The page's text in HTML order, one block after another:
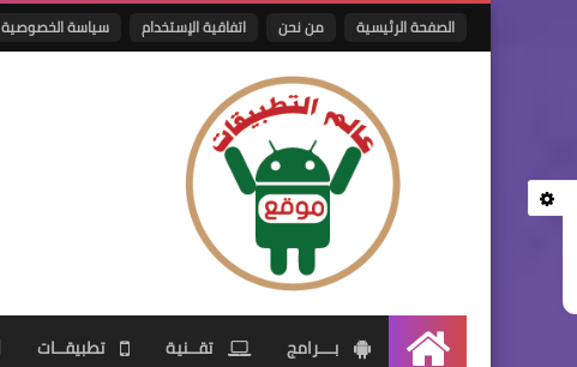
الصفحة الرئيسية من نحن اتفاقية الإستخدام سياسة الخصوصية
الرئيسيةبـــرامج تقــنية تطبيقــات